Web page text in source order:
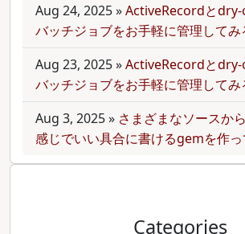
Aug 24, 2025»ActiveRecordと
バッチジョブをお手軽に管理してみ
Aug 23, 2025»ActiveRecordと
バッチジョブをお手軽に管理してみ
Aug 3, 2025» さまざまなソースか
感じでいい具合に書けるgemを作っ
Categories